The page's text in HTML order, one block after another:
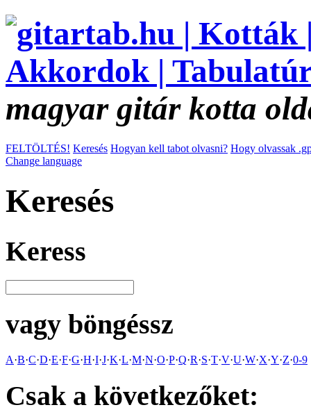
magyar gitár kotta
FELTÖLTÉS! Keresés Hogyan kell tabot olvasni? Hogy olvassak
Change language
Keresés
Keress
vagy böngéssz
A·B·C·D·E·F·G·H·I·J·K·L·M·N·O·P·Q·R·S·T·V·U·W·X·Y·Z·0-9
Csak a következőket: